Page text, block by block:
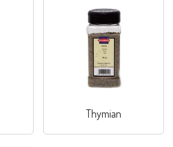
Thymian